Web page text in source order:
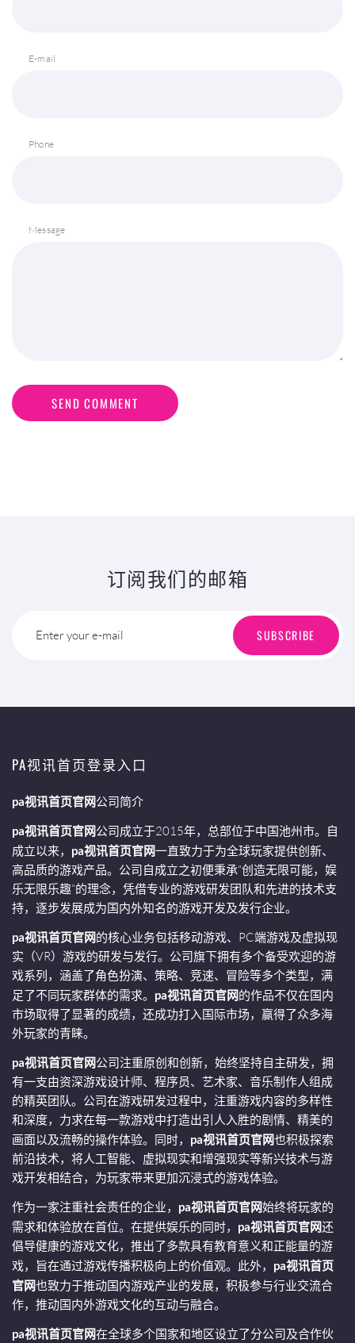
E-mail
Phone
Message
SEND COMMENT
订阅我们的邮箱
Enter your e-mail SUBSCRIBE
PA视讯首页登录入口
pa视讯首页官网公司简介
pa视讯首页官网公司成立于2015年，总部位于中国池州市。自
成立以来， pa视讯首页官网一直致力于为全球玩家提供创新、
高品质的游戏产品。公司自成立之初便秉承“创造无限可能，娱
乐无限乐趣”的理念，凭借专业的游戏研发团队和先进的技术支
持，逐步发展成为国内外知名的游戏开发及发行企业。
pa视讯首页官网的核心业务包括移动游戏、PC端游戏及虚拟现
实（VR）游戏的研发与发行。公司旗下拥有多个备受欢迎的游
戏系列，涵盖了角色扮演、策略、竞速、冒险等多个类型，满
足了不同玩家群体的需求。 pa视讯首页官网的作品不仅在国内
市场取得了显著的成绩，还成功打入国际市场，赢得了众多海
外玩家的青睐。
pa视讯首页官网公司注重原创和创新，始终坚持自主研发，拥
有一支由资深游戏设计师、程序员、艺术家、音乐制作人组成
的精英团队。公司在游戏研发过程中，注重游戏内容的多样性
和深度，力求在每一款游戏中打造出引人入胜的剧情、精美的
画面以及流畅的操作体验。同时， pa视讯首页官网也积极探索
前沿技术，将人工智能、虚拟现实和增强现实等新兴技术与游
戏开发相结合，为玩家带来更加沉浸式的游戏体验。
作为一家注重社会责任的企业， pa视讯首页官网始终将玩家的
需求和体验放在首位。在提供娱乐的同时， pa视讯首页官网还
倡导健康的游戏文化，推出了多款具有教育意义和正能量的游
戏，旨在通过游戏传播积极向上的价值观。此外， pa视讯首页
官网也致力于推动国内游戏产业的发展，积极参与行业交流合
作，推动国内外游戏文化的互动与融合。
pa视讯首页官网在全球多个国家和地区设立了分公司及合作伙